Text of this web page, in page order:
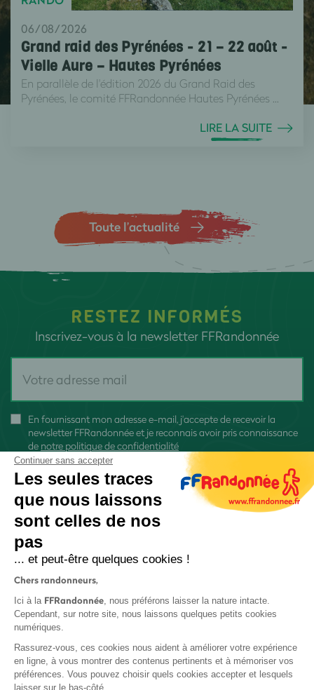
06/08/2026
Grand raid des Pyrénées - 21 – 22 août -
Vielle Aure – Hautes Pyrénées
En parallèle de l'édition 2026 du Grand Raid des
Pyrénées, le comité FFRandonnée Hautes Pyrénées ...
LIRE LA SUITE
Toute l’actualité
RESTEZ INFORMÉS
Inscrivez-vous à la newsletter FFRandonnée
En fournissant mon adresse e-mail, j'accepte de recevoir la
newsletter FFRandonnée et je reconnais avoir pris connaissance
de notre politique de confidentialité
Protection des données
Politique de confidentialité
Continuer sans accepter
Les seules traces
que nous laissons
sont celles de nos
pas
... et peut-être quelques cookies !
Chers randonneurs,
Ici à la FFRandonnée, nous préférons laisser la nature intacte.
Cependant, sur notre site, nous laissons quelques petits cookies
numériques.
Rassurez-vous, ces cookies nous aident à améliorer votre expérience
en ligne, à vous montrer des contenus pertinents et à mémoriser vos
préférences. Vous pouvez choisir quels cookies accepter et lesquels
laisser sur le bas-côté.